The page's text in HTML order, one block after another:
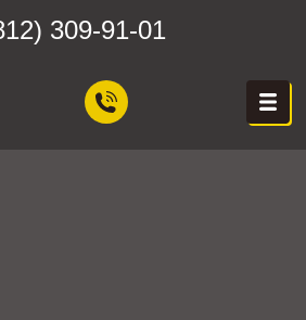
309-91-01
в